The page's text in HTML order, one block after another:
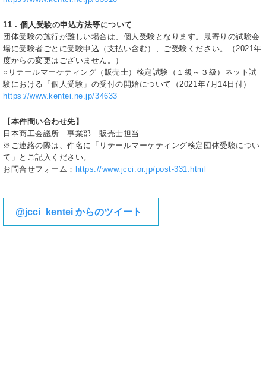
11．個人受験の申込方法等について
団体受験の施行が難しい場合は、個人受験となります。最寄りの試験会
場に受験者ごとに受験申込（支払い含む）、ご受験ください。（2021年
度からの変更はございません。）
○リテールマーケティング（販売士）検定試験（１級～３級）ネット試
験における「個人受験」の受付の開始について（2021年7月14日付）
https://www.kentei.ne.jp/34633
【本件問い合わせ先】
日本商工会議所 事業部 販売士担当
※ご連絡の際は、件名に「リテールマーケティング検定団体受験につい
て」とご記入ください。
お問合せフォーム： https://www.jcci.or.jp/post-331.html
@jcci_kentei からのツイート